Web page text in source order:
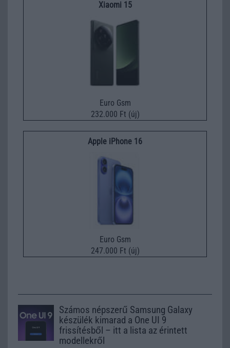
Xiaomi 15
Euro Gsm
232.000 Ft (új)
Apple iPhone 16
Euro Gsm
247.000 Ft (új)
Számos népszerű Samsung Galaxy
készülék kimarad a One UI 9
frissítésből – itt a lista az érintett
modellekről